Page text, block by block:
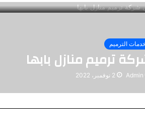
الترميم
ترميم منازل بابها
Admin 2 نوفمبر، 2022